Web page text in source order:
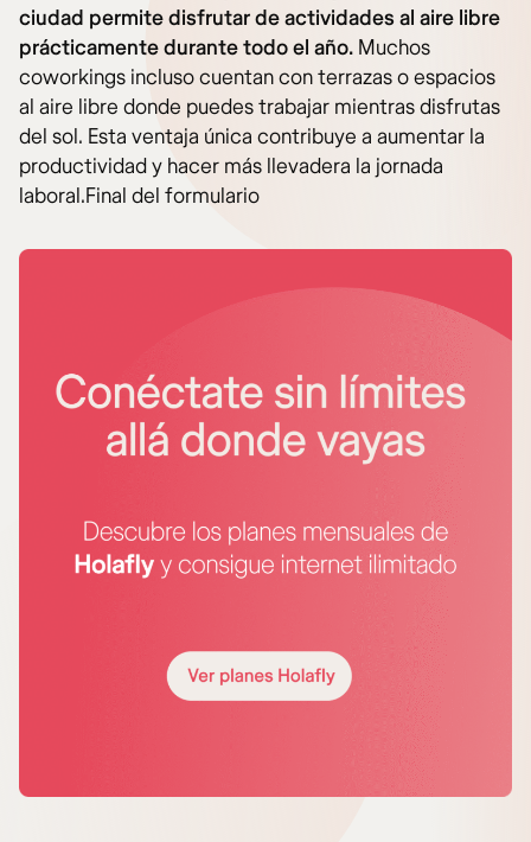
ciudad permite disfrutar de actividades al aire libre
prácticamente durante todo el año. Muchos
coworkings incluso cuentan con terrazas o espacios
al aire libre donde puedes trabajar mientras disfrutas
del sol. Esta ventaja única contribuye a aumentar la
productividad y hacer más llevadera la jornada
laboral.Final del formulario